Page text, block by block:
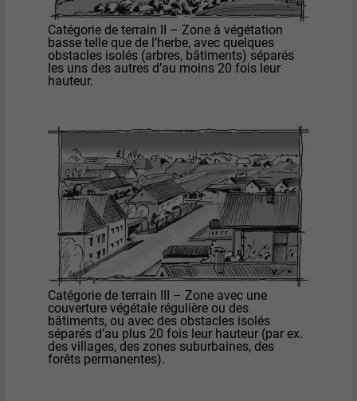
Catégorie de terrain II – Zone à végétation
basse telle que de l’herbe, avec quelques
obstacles isolés (arbres, bâtiments) séparés
les uns des autres d’au moins 20 fois leur
hauteur.
Catégorie de terrain III – Zone avec une
couverture végétale régulière ou des
bâtiments, ou avec des obstacles isolés
séparés d’au plus 20 fois leur hauteur (par ex.
des villages, des zones suburbaines, des
forêts permanentes).